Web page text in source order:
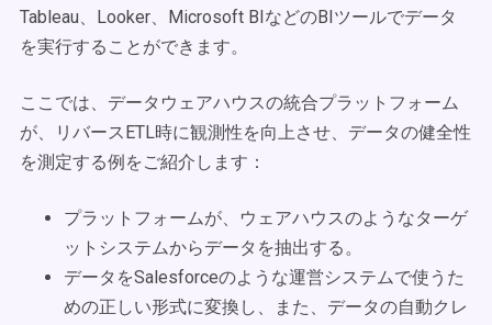
Tableau、Looker、Microsoft BIなどのBIツールでデータ
を実行することができます。
ここでは、データウェアハウスの統合プラットフォーム
が、リバースETL時に観測性を向上させ、データの健全性
を測定する例をご紹介します：
プラットフォームが、ウェアハウスのようなターゲ
ットシステムからデータを抽出する。
データをSalesforceのような運営システムで使うた
めの正しい形式に変換し、また、データの自動クレ